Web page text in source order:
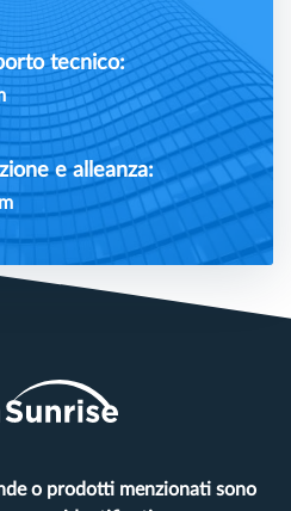
tecnico:
e alleanza:
o prodotti menzionati sono